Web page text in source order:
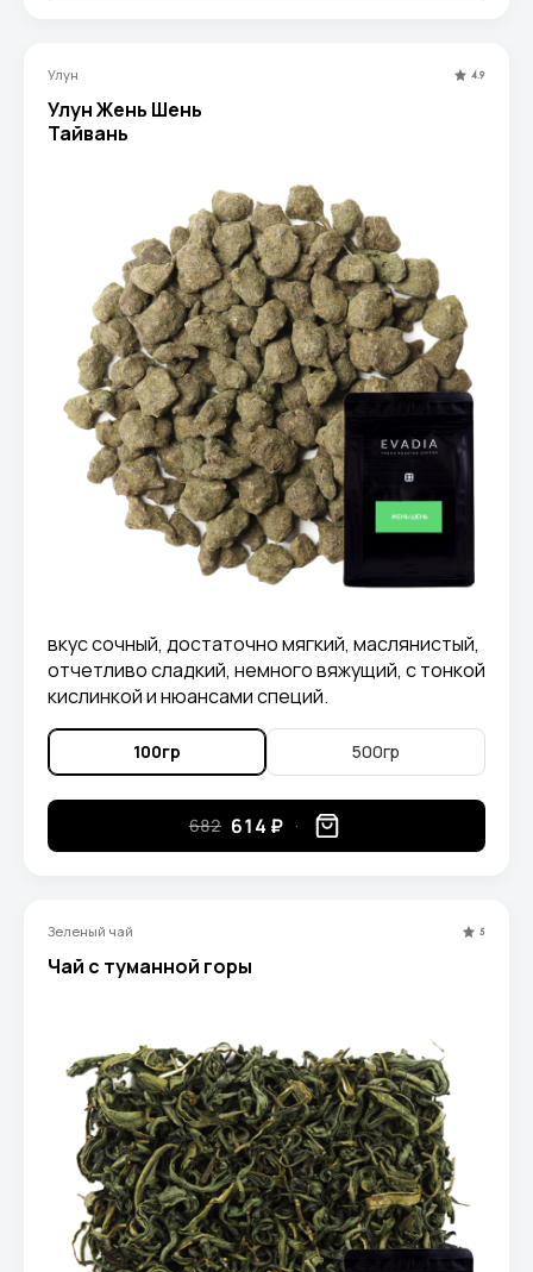
Улун 4.9
Улун Жень Шень
Тайвань
вкус сочный, достаточно мягкий, маслянистый,
отчетливо сладкий, немного вяжущий, с тонкой
кислинкой и нюансами специй.
100гр 500гр
682 614 ₽
Зеленый чай 5
Чай с туманной горы